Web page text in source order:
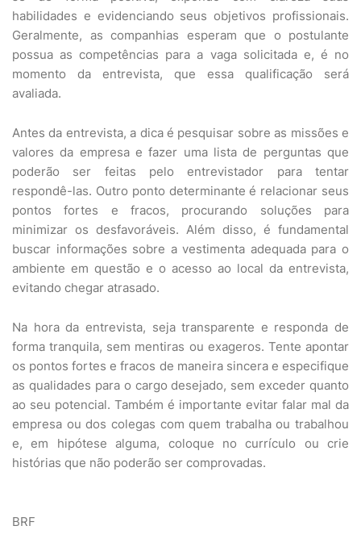
habilidades e evidenciando seus objetivos profissionais.
Geralmente, as companhias esperam que o postulante
possua as competências para a vaga solicitada e, é no
momento da entrevista, que essa qualificação será
avaliada.
Antes da entrevista, a dica é pesquisar sobre as missões e
valores da empresa e fazer uma lista de perguntas que
poderão ser feitas pelo entrevistador para tentar
respondê-las. Outro ponto determinante é relacionar seus
pontos fortes e fracos, procurando soluções para
minimizar os desfavoráveis. Além disso, é fundamental
buscar informações sobre a vestimenta adequada para o
ambiente em questão e o acesso ao local da entrevista,
evitando chegar atrasado.
Na hora da entrevista, seja transparente e responda de
forma tranquila, sem mentiras ou exageros. Tente apontar
os pontos fortes e fracos de maneira sincera e especifique
as qualidades para o cargo desejado, sem exceder quanto
ao seu potencial. Também é importante evitar falar mal da
empresa ou dos colegas com quem trabalha ou trabalhou
e, em hipótese alguma, coloque no currículo ou crie
histórias que não poderão ser comprovadas.
BRF